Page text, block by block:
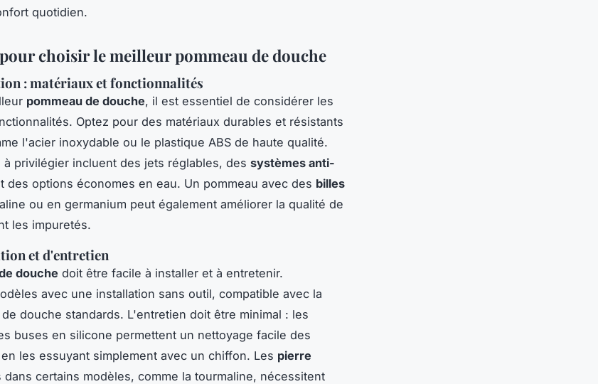
quotidien.
choisir le meilleur pommeau de douche
: matériaux et fonctionnalités
pommeau de douche, il est essentiel de considérer les
Optez pour des matériaux durables et résistants
l'acier inoxydable ou le plastique ABS de haute qualité.
privilégier incluent des jets réglables, des systèmes anti-
des options économes en eau. Un pommeau avec des billes
ou en germanium peut également améliorer la qualité de
les impuretés.
et d'entretien
douche doit être facile à installer et à entretenir.
avec une installation sans outil, compatible avec la
douche standards. L'entretien doit être minimal : les
buses en silicone permettent un nettoyage facile des
les essuyant simplement avec un chiffon. Les pierre
dans certains modèles, comme la tourmaline, nécessitent